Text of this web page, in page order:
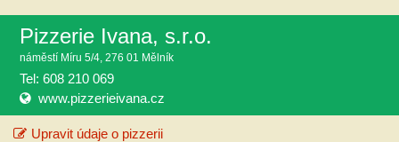
Pizzerie Ivana, s.r.o.
náměstí Míru 5/4, 276 01 Mělník
Tel: 608 210 069
www.pizzerieivana.cz
Upravit údaje o pizzerii